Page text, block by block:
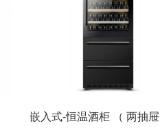
嵌入式-恒温酒柜 （ 两抽